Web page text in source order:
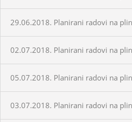
29.06.2018. Planirani radovi na
02.07.2018. Planirani radovi na
05.07.2018. Planirani radovi na
03.07.2018. Planirani radovi na